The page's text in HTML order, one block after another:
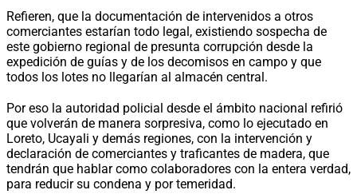
Refieren, que la documentación de intervenidos a otros
comerciantes estarían todo legal, existiendo sospecha de
este gobierno regional de presunta corrupción desde la
expedición de guías y de los decomisos en campo y que
todos los lotes no llegarían al almacén central.
Por eso la autoridad policial desde el ámbito nacional refirió
que volverán de manera sorpresiva, como lo ejecutado en
Loreto, Ucayali y demás regiones, con la intervención y
declaración de comerciantes y traficantes de madera, que
tendrán que hablar como colaboradores con la entera verdad,
para reducir su condena y por temeridad.